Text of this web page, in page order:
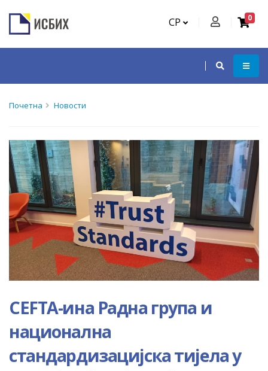
СР 0
Почетна Новости
CEFTA-ина Радна група и
национална
стандардизацијска тијела у